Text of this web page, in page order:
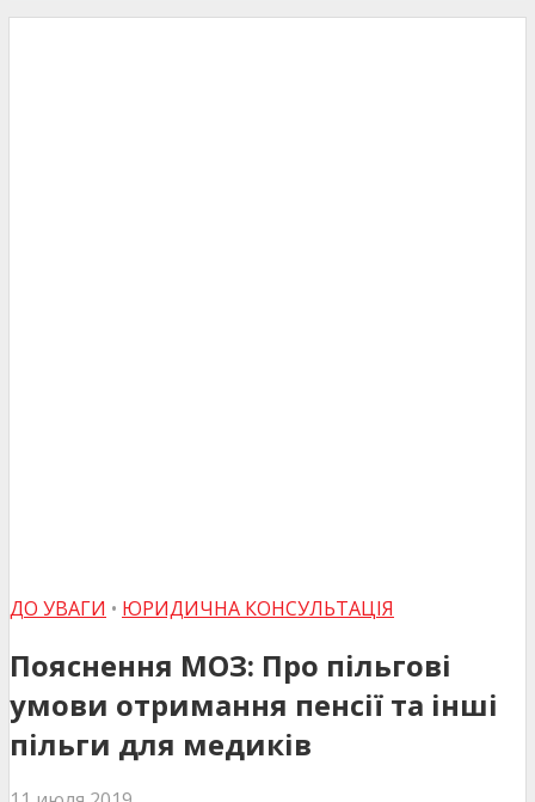
ДО УВАГИ • ЮРИДИЧНА КОНСУЛЬТАЦІЯ
Пояснення МОЗ: Про пільгові
умови отримання пенсії та інші
пільги для медиків